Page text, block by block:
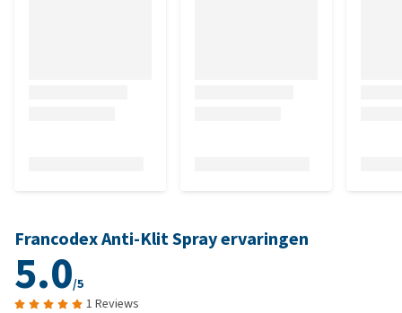
Francodex Anti-Klit Spray ervaringen
5.0/5
1 Reviews